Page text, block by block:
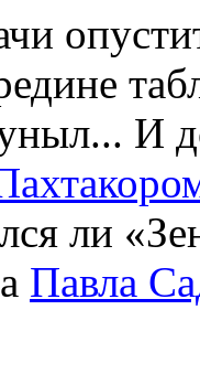
И
ли
Павла